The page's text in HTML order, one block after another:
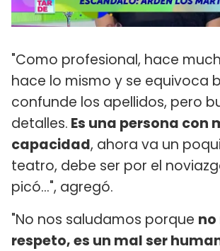
"Como profesional, hace
hace lo mismo y se equivoca
confunde los apellidos, pero
detalles. Es una persona con
capacidad, ahora va un
teatro, debe ser por el
picó...", agregó.
"No nos saludamos porque no
respeto, es un mal ser